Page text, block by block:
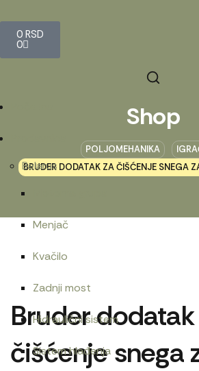
0 RSD
0
Belarus
Menjač
Kvačilo
Zadnji most
Hidraulični sistem
Sistem hlađenja
Shop
POLJOMEHANIKA
BRUDER DODATAK ZA ČIŠĆENJE SNEGA
Bruder dodatak
čišćenje snega